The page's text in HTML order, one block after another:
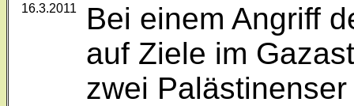
16.3.2011
Bei einem Angriff
auf Ziele im
zwei